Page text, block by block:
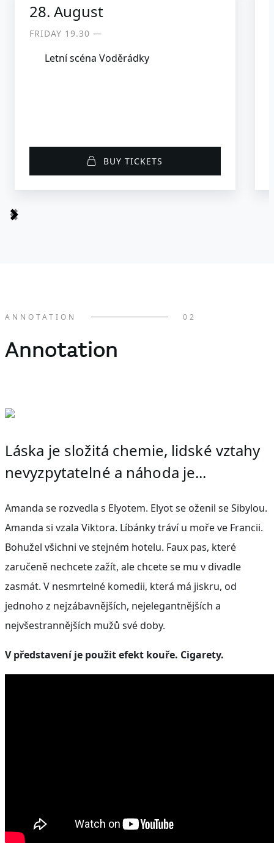
28. August
FRIDAY 19.30 ―
Letní scéna Voděrádky
BUY TICKETS
Item
Annotation
ANNOTATION 02
Láska je složitá chemie, lidské vztahy
nevyzpytatelné a náhoda je...
Amanda se rozvedla s Elyotem. Elyot se oženil se Sibylou.
Amanda si vzala Viktora. Líbánky tráví u moře ve Francii.
Bohužel všichni ve stejném hotelu. Faux pas, které
zaručeně nechcete zažít, ale chcete se mu v divadle
zasmát. V nesmrtelné komedii, která má jiskru, od
jednoho z nejzábavnějších, nejelegantnějších a
nejvšestrannějších mužů své doby.
V představení je použit efekt kouře. Cigarety.